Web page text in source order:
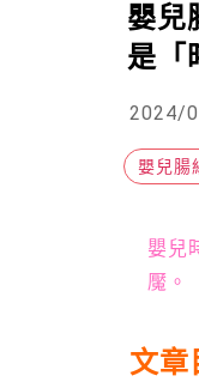
嬰兒
是「
2024/
嬰兒腸
嬰兒
魘。
文章